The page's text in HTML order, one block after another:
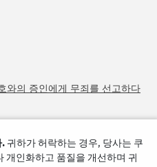
와의 증인에게 무죄를 선고하다
. 귀하가 허락하는 경우, 당사는 쿠
개인화하고 품질을 개선하며 귀